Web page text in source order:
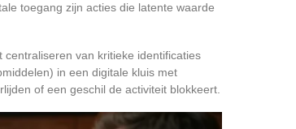
toegang zijn acties die latente waarde
van kritieke identificaties
in een digitale kluis met
of een geschil de activiteit blokkeert.